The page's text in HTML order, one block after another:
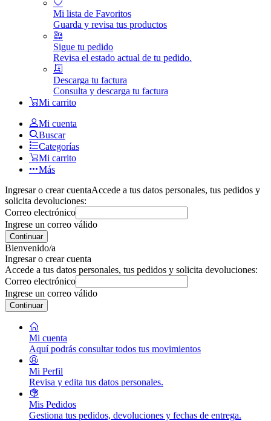
Mi lista de Favoritos
Guarda y revisa tus productos
Sigue tu pedido
Revisa el estado actual de tu pedido.
Descarga tu factura
Consulta y descarga tu factura
Mi carrito
Mi cuenta
Buscar
Categorías
Mi carrito
Más
Ingresar o crear cuentaAccede a tus datos personales, tus pedidos y
solicita devoluciones:
Correo electrónico
Ingrese un correo válido
Continuar
Bienvenido/a
Ingresar o crear cuenta
Accede a tus datos personales, tus pedidos y solicita devoluciones:
Correo electrónico
Ingrese un correo válido
Continuar
Mi cuenta
Aquí podrás consultar todos tus movimientos
Mi Perfil
Revisa y edita tus datos personales.
Mis Pedidos
Gestiona tus pedidos, devoluciones y fechas de entrega.